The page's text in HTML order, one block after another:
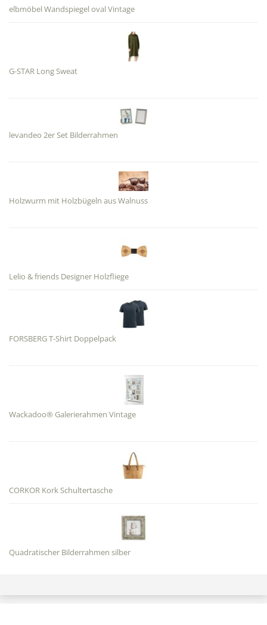
elbmöbel Wandspiegel oval Vintage
G-STAR Long Sweat
levandeo 2er Set Bilderrahmen
Holzwurm mit Holzbügeln aus Walnuss
Lelio & friends Designer Holzfliege
FORSBERG T-Shirt Doppelpack
Wackadoo® Galerierahmen Vintage
CORKOR Kork Schultertasche
Quadratischer Bilderrahmen silber